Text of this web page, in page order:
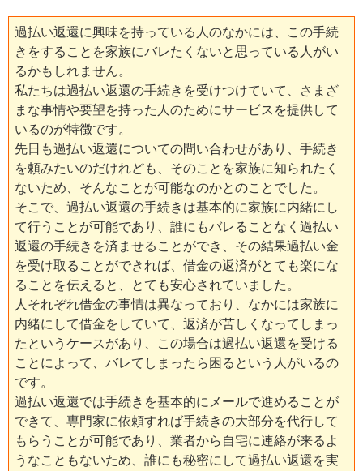
過払い返還に興味を持っている人のなかには、この手続
きをすることを家族にバレたくないと思っている人がい
るかもしれません。
私たちは過払い返還の手続きを受けつけていて、さまざ
まな事情や要望を持った人のためにサービスを提供して
いるのが特徴です。
先日も過払い返還についての問い合わせがあり、手続き
を頼みたいのだけれども、そのことを家族に知られたく
ないため、そんなことが可能なのかとのことでした。
そこで、過払い返還の手続きは基本的に家族に内緒にし
て行うことが可能であり、誰にもバレることなく過払い
返還の手続きを済ませることができ、その結果過払い金
を受け取ることができれば、借金の返済がとても楽にな
ることを伝えると、とても安心されていました。
人それぞれ借金の事情は異なっており、なかには家族に
内緒にして借金をしていて、返済が苦しくなってしまっ
たというケースがあり、この場合は過払い返還を受ける
ことによって、バレてしまったら困るという人がいるの
です。
過払い返還では手続きを基本的にメールで進めることが
できて、専門家に依頼すれば手続きの大部分を代行して
もらうことが可能であり、業者から自宅に連絡が来るよ
うなこともないため、誰にも秘密にして過払い返還を実